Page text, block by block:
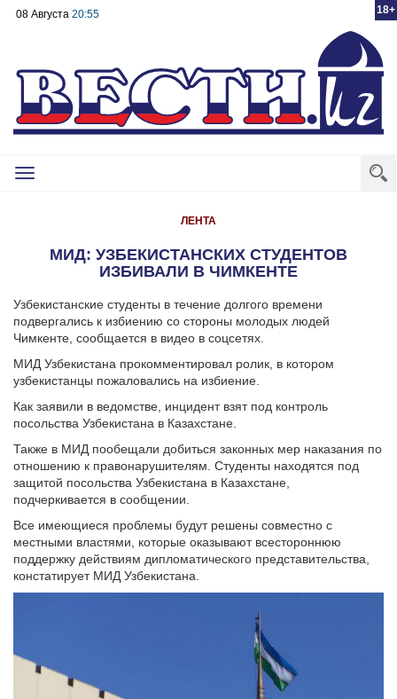
18+
08 Августа 20:55
Toggle
ЛЕНТА
МИД: УЗБЕКИСТАНСКИХ СТУДЕНТОВ
ИЗБИВАЛИ В ЧИМКЕНТЕ
Узбекистанские студенты в течение долгого времени
подвергались к избиению со стороны молодых людей
Чимкенте, сообщается в видео в соцсетях.
МИД Узбекистана прокомментировал ролик, в котором
узбекистанцы пожаловались на избиение.
Как заявили в ведомстве, инцидент взят под контроль
посольства Узбекистана в Казахстане.
Также в МИД пообещали добиться законных мер наказания по
отношению к правонарушителям. Студенты находятся под
защитой посольства Узбекистана в Казахстане,
подчеркивается в сообщении.
Все имеющиеся проблемы будут решены совместно с
местными властями, которые оказывают всестороннюю
поддержку действиям дипломатического представительства,
констатирует МИД Узбекистана.